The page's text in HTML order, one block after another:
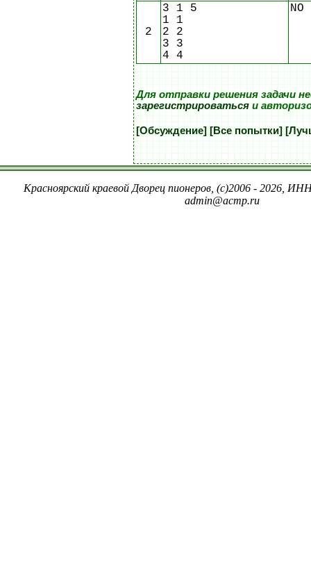
2
3 1 5
1 1
2 2
3 3
4 4
NO
Для отправки решения задачи
зарегистрироватьсяи
[Обсуждение] [Все попытки]
Красноярский краевой Дворец пионеров, (c)2006 - 2026,
admin@acmp.ru